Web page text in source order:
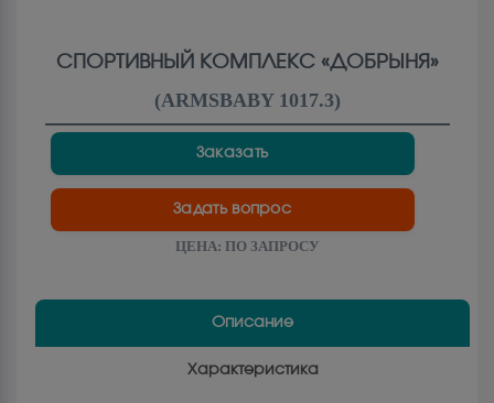
СПОРТИВНЫЙ КОМПЛЕКС «ДОБРЫНЯ»
(ARMSBABY 1017.3)
Заказать
Задать вопрос
ЦЕНА: ПО ЗАПРОСУ
Описание
Характеристика